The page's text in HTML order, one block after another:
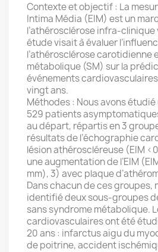
Contexte et objectif : La
Intima Média (EIM) est un
l’athérosclérose infra-
étude visait à évaluer
l’athérosclérose carotidienne
métabolique (SM) sur la
événements
vingt ans.
Méthodes : Nous avons
529 patients
au départ, répartis en 3
résultats de l’échographie
lésion athéroscléreuse (EIM
une augmentation de l’EIM
mm), 3) avec plaque
Dans chacun de ces groupes,
identifié deux sous-groupes
sans syndrome métabolique.
cardiovasculaires ont été
20 ans : infarctus aigu du
de poitrine, accident